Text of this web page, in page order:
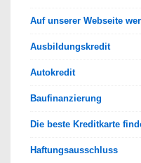
Auf unserer Webseite
Ausbildungskredit
Autokredit
Baufinanzierung
Die beste Kreditkarte
Haftungsausschluss